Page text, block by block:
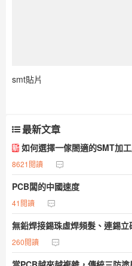
smt貼片
最新文章
新 如何選擇一傢閤適的SMT加
8621閲讀
PCB闆的中國速度
41閲讀
無鉛焊接錫珠虛焊頻髮、連錫
260閲讀